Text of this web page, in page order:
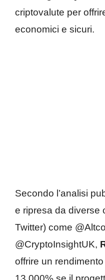
criptovalute per
economici e sicuri.
Secondo l’analisi
e ripresa da diverse
Twitter) come
@CryptoInsightUK,
offrire un